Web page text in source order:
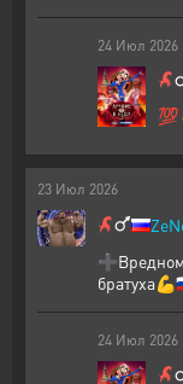
24 Июл 2026
23 Июл 2026
24 Июл 2026